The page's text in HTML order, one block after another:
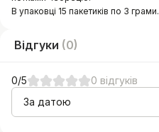
В упаковці 15 пакетиків по 3 грами.
Відгуки (0)
0/5 0 відгуків
За датою